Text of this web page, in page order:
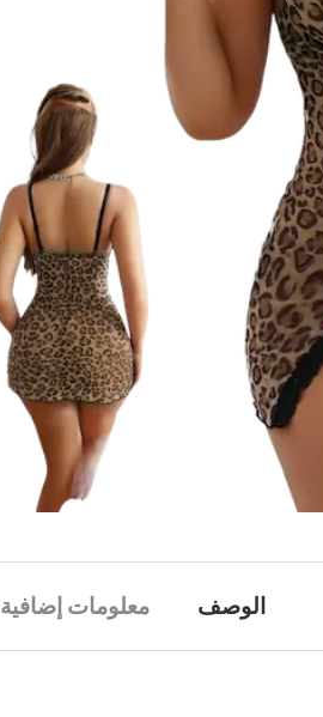
الوصف معلومات إضافية